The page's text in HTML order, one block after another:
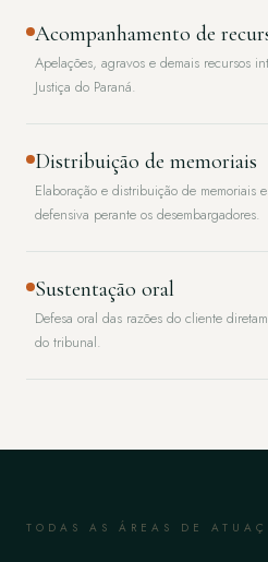
Acompanhamento de
Apelações, agravos e demais recursos
Justiça do Paraná.
Distribuição de memoriais
Elaboração e distribuição de memoriais
defensiva perante os desembargadores.
Sustentação oral
Defesa oral das razões do cliente
do tribunal.
TODAS AS ÁREAS DE